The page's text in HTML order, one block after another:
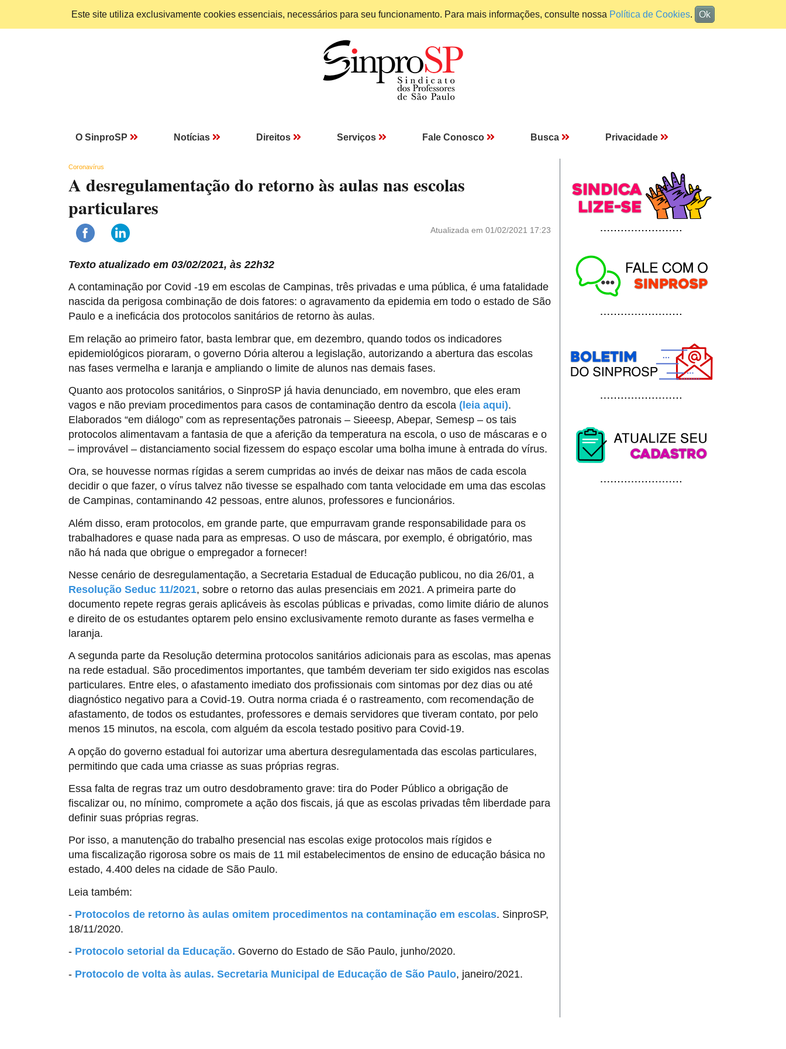
Este site utiliza exclusivamente cookies essenciais, necessários para seu funcionamento. Para mais informações, consulte nossa Política de Cookies. Ok
O SinproSP Notícias Direitos Serviços Fale Conosco Busca Privacidade
Coronavírus
A desregulamentação do retorno às aulas nas escolas
particulares
Atualizada em 01/02/2021 17:23
Texto atualizado em 03/02/2021, às 22h32
A contaminação por Covid -19 em escolas de Campinas, três privadas e uma pública, é uma fatalidade
nascida da perigosa combinação de dois fatores: o agravamento da epidemia em todo o estado de São
Paulo e a ineficácia dos protocolos sanitários de retorno às aulas.
Em relação ao primeiro fator, basta lembrar que, em dezembro, quando todos os indicadores
epidemiológicos pioraram, o governo Dória alterou a legislação, autorizando a abertura das escolas
nas fases vermelha e laranja e ampliando o limite de alunos nas demais fases.
Quanto aos protocolos sanitários, o SinproSP já havia denunciado, em novembro, que eles eram
vagos e não previam procedimentos para casos de contaminação dentro da escola (leia aqui).
Elaborados “em diálogo” com as representações patronais – Sieeesp, Abepar, Semesp – os tais
protocolos alimentavam a fantasia de que a aferição da temperatura na escola, o uso de máscaras e o
– improvável – distanciamento social fizessem do espaço escolar uma bolha imune à entrada do vírus.
Ora, se houvesse normas rígidas a serem cumpridas ao invés de deixar nas mãos de cada escola
decidir o que fazer, o vírus talvez não tivesse se espalhado com tanta velocidade em uma das escolas
de Campinas, contaminando 42 pessoas, entre alunos, professores e funcionários.
Além disso, eram protocolos, em grande parte, que empurravam grande responsabilidade para os
trabalhadores e quase nada para as empresas. O uso de máscara, por exemplo, é obrigatório, mas
não há nada que obrigue o empregador a fornecer!
Nesse cenário de desregulamentação, a Secretaria Estadual de Educação publicou, no dia 26/01, a
Resolução Seduc 11/2021, sobre o retorno das aulas presenciais em 2021. A primeira parte do
documento repete regras gerais aplicáveis às escolas públicas e privadas, como limite diário de alunos
e direito de os estudantes optarem pelo ensino exclusivamente remoto durante as fases vermelha e
laranja.
A segunda parte da Resolução determina protocolos sanitários adicionais para as escolas, mas apenas
na rede estadual. São procedimentos importantes, que também deveriam ter sido exigidos nas escolas
particulares. Entre eles, o afastamento imediato dos profissionais com sintomas por dez dias ou até
diagnóstico negativo para a Covid-19. Outra norma criada é o rastreamento, com recomendação de
afastamento, de todos os estudantes, professores e demais servidores que tiveram contato, por pelo
menos 15 minutos, na escola, com alguém da escola testado positivo para Covid-19.
A opção do governo estadual foi autorizar uma abertura desregulamentada das escolas particulares,
permitindo que cada uma criasse as suas próprias regras.
Essa falta de regras traz um outro desdobramento grave: tira do Poder Público a obrigação de
fiscalizar ou, no mínimo, compromete a ação dos fiscais, já que as escolas privadas têm liberdade para
definir suas próprias regras.
Por isso, a manutenção do trabalho presencial nas escolas exige protocolos mais rígidos e
uma fiscalização rigorosa sobre os mais de 11 mil estabelecimentos de ensino de educação básica no
estado, 4.400 deles na cidade de São Paulo.
Leia também:
- Protocolos de retorno às aulas omitem procedimentos na contaminação em escolas. SinproSP,
18/11/2020.
- Protocolo setorial da Educação. Governo do Estado de São Paulo, junho/2020.
- Protocolo de volta às aulas. Secretaria Municipal de Educação de São Paulo, janeiro/2021.